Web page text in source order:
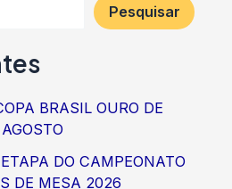
Pesquisar
BRASIL OURO DE
DO CAMPEONATO
DE MESA 2026